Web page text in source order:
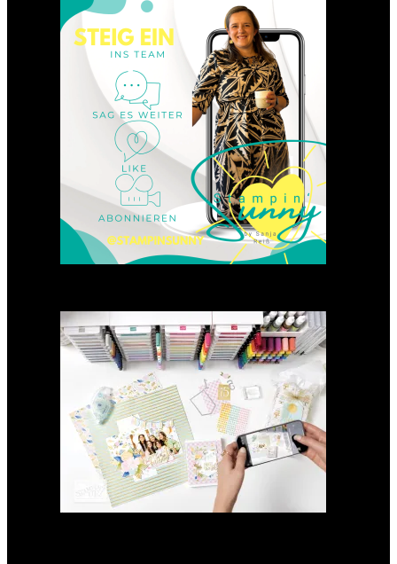
Einsteigen 2025 im Team
Stampin‘ Sunny
23. Januar 2025
GANZ NEU: Scrapbooking
Club 2025
21. Januar 2025